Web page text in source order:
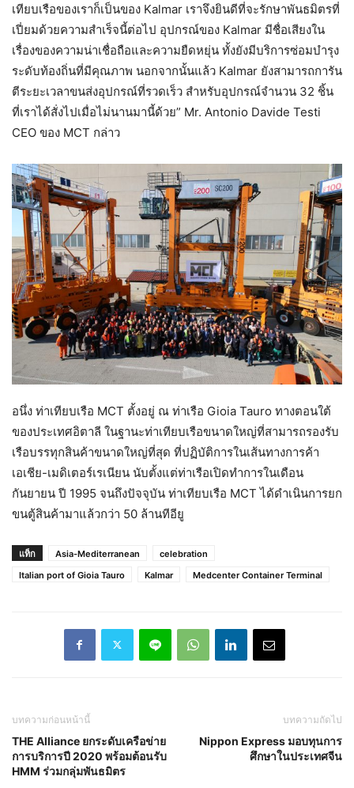
เทียบเรือของเราก็เป็นของ Kalmar เราจึงยินดีที่จะรักษาพันธมิตรที่
เปี่ยมด้วยความสำเร็จนี้ต่อไป อุปกรณ์ของ Kalmar มีชื่อเสียงใน
เรื่องของความน่าเชื่อถือและความยืดหยุ่น ทั้งยังมีบริการซ่อมบำรุง
ระดับท้องถิ่นที่มีคุณภาพ นอกจากนั้นแล้ว Kalmar ยังสามารถการัน
ตีระยะเวลาขนส่งอุปกรณ์ที่รวดเร็ว สำหรับอุปกรณ์จำนวน 32 ชิ้น
ที่เราได้สั่งไปเมื่อไม่นานมานี้ด้วย” Mr. Antonio Davide Testi
CEO ของ MCT กล่าว
อนึ่ง ท่าเทียบเรือ MCT ตั้งอยู่ ณ ท่าเรือ Gioia Tauro ทางตอนใต้
ของประเทศอิตาลี ในฐานะท่าเทียบเรือขนาดใหญ่ที่สามารถรองรับ
เรือบรรทุกสินค้าขนาดใหญ่ที่สุด ที่ปฏิบัติการในเส้นทางการค้า
เอเชีย-เมดิเตอร์เรเนียน นับตั้งแต่ท่าเรือเปิดทำการในเดือน
กันยายน ปี 1995 จนถึงปัจจุบัน ท่าเทียบเรือ MCT ได้ดำเนินการยก
ขนตู้สินค้ามาแล้วกว่า 50 ล้านทีอียู
แท็ก Asia-Mediterranean
celebration
Italian port of Gioia Tauro
Kalmar Medcenter Container Terminal
บทความก่อนหน้านี้
THE Alliance ยกระดับเครือข่าย
การบริการปี 2020 พร้อมต้อนรับ
HMM ร่วมกลุ่มพันธมิตร
บทความถัดไป
Nippon Express มอบทุนการ
ศึกษาในประเทศจีน